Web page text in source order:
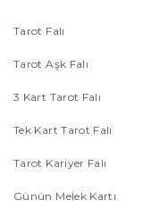
Tarot Falı
Tarot Aşk Falı
3 Kart Tarot Falı
Tek Kart Tarot Falı
Tarot Kariyer Falı
Günün Melek Kartı